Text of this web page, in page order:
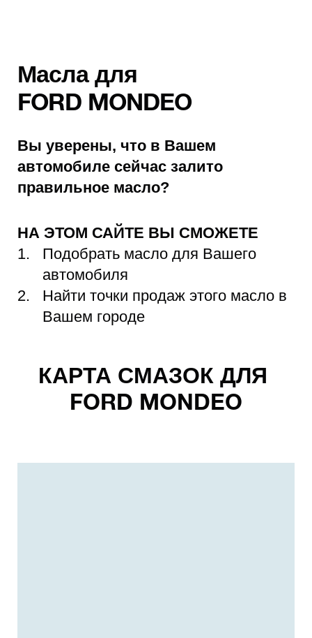
Масла для
FORD MONDEO
Вы уверены, что в Вашем
автомобиле сейчас залито
правильное масло?
НА ЭТОМ САЙТЕ ВЫ СМОЖЕТЕ
Подобрать масло для Вашего
автомобиля
Найти точки продаж этого масло в
Вашем городе
КАРТА СМАЗОК ДЛЯ
FORD MONDEO